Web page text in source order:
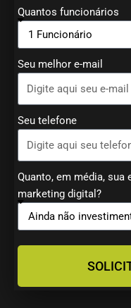
Quantos funcionários
Seu melhor e-mail
Seu telefone
Quanto, em média,
marketing digital?